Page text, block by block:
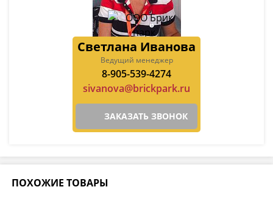
Светлана Иванова
Ведущий менеджер
8-905-539-4274
sivanova@brickpark.ru
ЗАКАЗАТЬ ЗВОНОК
ПОХОЖИЕ ТОВАРЫ